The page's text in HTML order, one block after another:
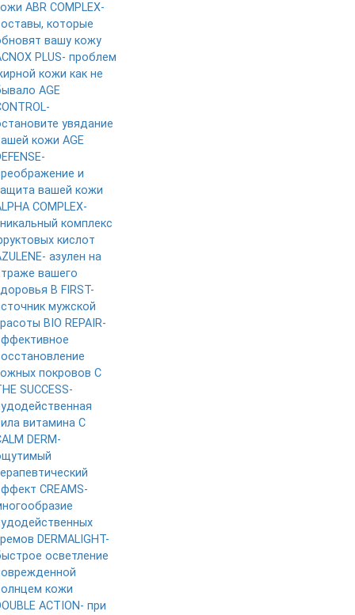
ABR COMPLEX-
которые
вашу кожу
PLUS- проблем
кожи как не
AGE
увядание
кожи AGE
и
вашей кожи
COMPLEX-
комплекс
кислот
азулен на
вашего
B FIRST-
мужской
BIO REPAIR-
покровов C
SUCCESS-
витамина C
DERM-
CREAMS-
DERMALIGHT-
осветление
кожи
ACTION- при